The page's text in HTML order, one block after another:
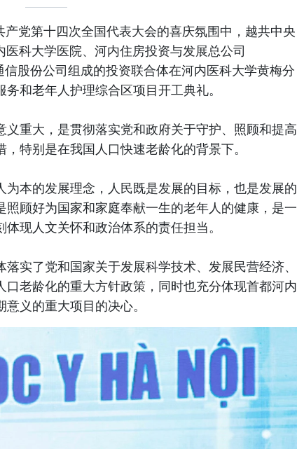
党第十四次全国代表大会的喜庆氛围中，越共中央
医科大学医院、河内住房投资与发展总公司
信股份公司组成的投资联合体在河内医科大学黄梅分
和老年人护理综合区项目开工典礼。
义重大，是贯彻落实党和政府关于守护、照顾和提高
特别是在我国人口快速老龄化的背景下。
为本的发展理念，人民既是发展的目标，也是发展的
照顾好为国家和家庭奉献一生的老年人的健康，是一
现人文关怀和政治体系的责任担当。
实了党和国家关于发展科学技术、发展民营经济、
口老龄化的重大方针政策，同时也充分体现首都河内
义的重大项目的决心。